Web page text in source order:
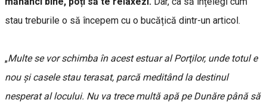
stau treburile o să începem cu o bucățică dintr-un articol.
„Multe se vor schimba în acest estuar al Porţilor, unde totul e
nou şi casele stau terasat, parcă meditând la destinul
nesperat al locului. Nu va trece multă apă pe Dunăre până să